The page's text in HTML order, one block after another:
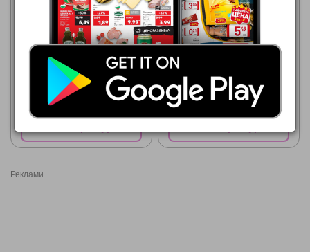
НЕСКАФЕ КАФЕ МИКС 3В1,
CBA
06.08.2026 - 12.08.2026
0,19 €
JACOBS Разтворимо кафе
Реклами